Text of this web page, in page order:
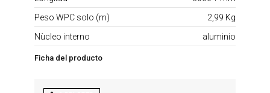
Peso WPC solo (m)
2,99 Kg
Nùcleo interno
aluminio
Ficha del producto